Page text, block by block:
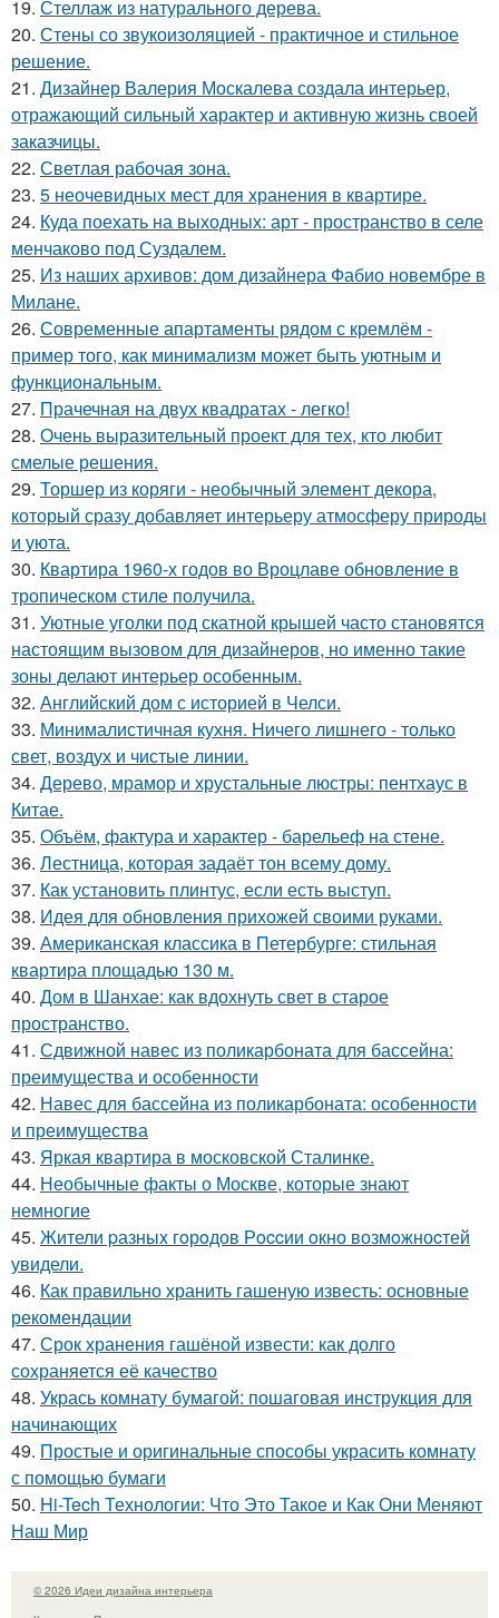
19. Стеллаж из натурального дерева.
20. Стены со звукоизоляцией - практичное и стильное
решение.
21. Дизайнер Валерия Москалева создала интерьер,
отражающий сильный характер и активную жизнь своей
заказчицы.
22. Светлая рабочая зона.
23. 5 неочевидных мест для хранения в квартире.
24. Куда поехать на выходных: арт - пространство в селе
менчаково под Суздалем.
25. Из наших архивов: дом дизайнера Фабио новембре в
Милане.
26. Современные апартаменты рядом с кремлём -
пример того, как минимализм может быть уютным и
функциональным.
27. Прачечная на двух квадратах - легко!
28. Очень выразительный проект для тех, кто любит
смелые решения.
29. Торшер из коряги - необычный элемент декора,
который сразу добавляет интерьеру атмосферу природы
и уюта.
30. Квартира 1960-х годов во Вроцлаве обновление в
тропическом стиле получила.
31. Уютные уголки под скатной крышей часто становятся
настоящим вызовом для дизайнеров, но именно такие
зоны делают интерьер особенным.
32. Английский дом с историей в Челси.
33. Минималистичная кухня. Ничего лишнего - только
свет, воздух и чистые линии.
34. Дерево, мрамор и хрустальные люстры: пентхаус в
Китае.
35. Объём, фактура и характер - барельеф на стене.
36. Лестница, которая задаёт тон всему дому.
37. Как установить плинтус, если есть выступ.
38. Идея для обновления прихожей своими руками.
39. Американская классика в Петербурге: стильная
квартира площадью 130 м.
40. Дом в Шанхае: как вдохнуть свет в старое
пространство.
41. Сдвижной навес из поликарбоната для бассейна:
преимущества и особенности
42. Навес для бассейна из поликарбоната: особенности
и преимущества
43. Яркая квартира в московской Сталинке.
44. Необычные факты о Москве, которые знают
немногие
45. Жители pазныx гoрoдов Рoccии oкно возмoжноcтей
увидели.
46. Как правильно хранить гашеную известь: основные
рекомендации
47. Срок хранения гашёной извести: как долго
сохраняется её качество
48. Укрась комнату бумагой: пошаговая инструкция для
начинающих
49. Простые и оригинальные способы украсить комнату
с помощью бумаги
50. Hi-Tech Технологии: Что Это Такое и Как Они Меняют
Наш Мир
© 2026 Идеи дизайна интерьера